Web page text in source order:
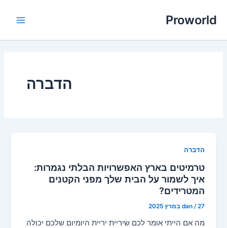
לתוכןProworld
הדברה
הדברה
טרמיטים בארץ האפשרויות הבלתי נגמרות:
איך לשמור על הבית שלך מפני הקטנים
המטרידים?
dan /27 במרץ 2025
מה אם הייתי אומר לכם שיריית יריית היומיום שלכם יכולה